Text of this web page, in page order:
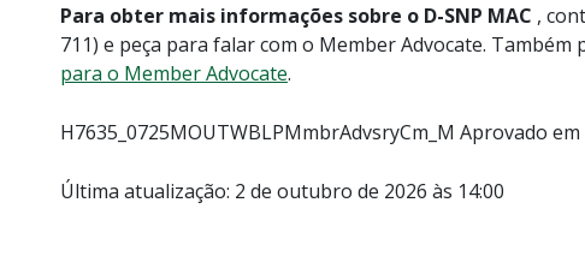
Para obter mais informações sobre o D-SNP MAC ,
711) e peça para falar com o Member Advocate. Também
para o Member Advocate.
H7635_0725MOUTWBLPMmbrAdvsryCm_M Aprovado
Última atualização: 2 de outubro de 2026 às 14:00